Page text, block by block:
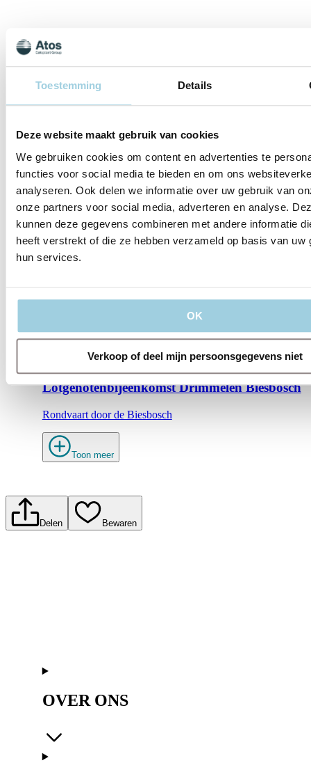
Toestemming Details
Deze website maakt gebruik van cookies
We gebruiken cookies om content en advertenties te
functies voor social media te bieden en om ons
analyseren. Ook delen we informatie over uw gebruik van
onze partners voor social media, adverteren en analyse.
kunnen deze gegevens combineren met andere informatie
heeft verstrekt of die ze hebben verzameld op basis van uw
hun services.
OK
Verkoop of deel mijn persoonsgegevens niet
Gerelateerde evenementen
11-08-2026 | Lelystad
Lotgenotenbijeenkomst Lelystad
Oostvaardersplassen
aug. 14
14-08-2026 | Schoorl
Duinen
Met de Zonnetrein door de Schoorlse Duinen
18-08-2026 | Drimmelen
Lotgenotenbijeenkomst Drimmelen Biesbosch
Rondvaart door de Biesbosch
Toon meer
Delen Bewaren
OVER ONS